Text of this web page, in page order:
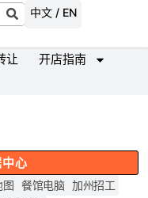
中文 / EN
让 开店指南
心
图 餐馆电脑
加州招工